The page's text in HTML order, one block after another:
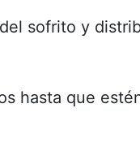
sofrito y
hasta que